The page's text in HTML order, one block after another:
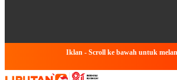
Iklan - Scroll ke bawah untuk